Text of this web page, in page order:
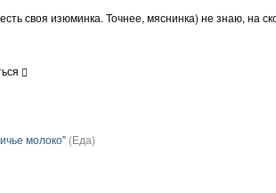
своя изюминка. Точнее, мяснинка) не знаю, на
молоко" (Еда)